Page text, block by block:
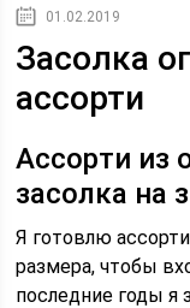
01.02.2019
Засолка
ассорти
Ассорти из
засолка на
Я готовлю
размера, чтобы
последние годы я